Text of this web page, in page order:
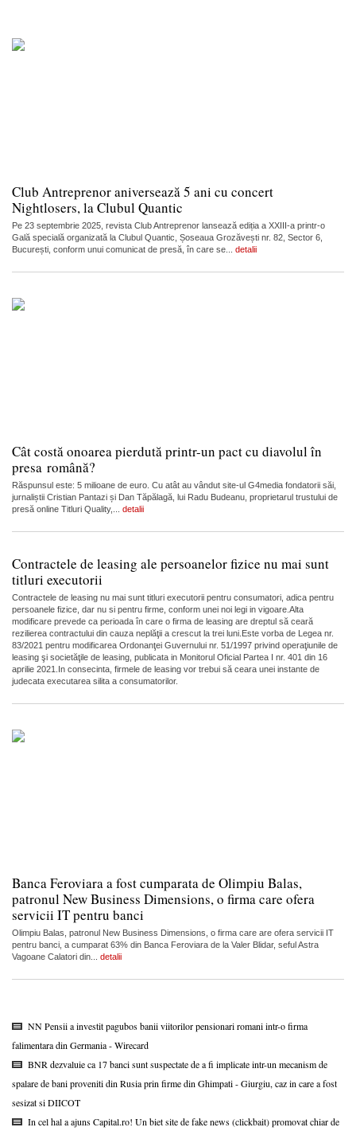
Club Antreprenor aniversează 5 ani cu concert
Nightlosers, la Clubul Quantic
Pe 23 septembrie 2025, revista Club Antreprenor lansează ediția a XXIII-a printr-o
Gală specială organizată la Clubul Quantic, Șoseaua Grozăvești nr. 82, Sector 6,
București, conform unui comunicat de presă, în care se... detalii
Cât costă onoarea pierdută printr-un pact cu diavolul în
presa română?
Răspunsul este: 5 milioane de euro. Cu atât au vândut site-ul G4media fondatorii săi,
jurnaliștii Cristian Pantazi și Dan Tăpălagă, lui Radu Budeanu, proprietarul trustului de
presă online Titluri Quality,... detalii
Contractele de leasing ale persoanelor fizice nu mai sunt
titluri executorii
Contractele de leasing nu mai sunt titluri executorii pentru consumatori, adica pentru
persoanele fizice, dar nu si pentru firme, conform unei noi legi in vigoare.Alta
modificare prevede ca perioada în care o firma de leasing are dreptul să ceară
rezilierea contractului din cauza neplăţii a crescut la trei luni.Este vorba de Legea nr.
83/2021 pentru modificarea Ordonanţei Guvernului nr. 51/1997 privind operaţiunile de
leasing şi societăţile de leasing, publicata in Monitorul Oficial Partea I nr. 401 din 16
aprilie 2021.In consecinta, firmele de leasing vor trebui să ceara unei instante de
judecata executarea silita a consumatorilor.
Banca Feroviara a fost cumparata de Olimpiu Balas,
patronul New Business Dimensions, o firma care ofera
servicii IT pentru banci
Olimpiu Balas, patronul New Business Dimensions, o firma care are ofera servicii IT
pentru banci, a cumparat 63% din Banca Feroviara de la Valer Blidar, seful Astra
Vagoane Calatori din... detalii
NN Pensii a investit pagubos banii viitorilor pensionari romani intr-o firma
falimentara din Germania - Wirecard
BNR dezvaluie ca 17 banci sunt suspectate de a fi implicate intr-un mecanism de
spalare de bani proveniti din Rusia prin firme din Ghimpati - Giurgiu, caz in care a fost
sesizat si DIICOT
In cel hal a ajuns Capital.ro! Un biet site de fake news (clickbait) promovat chiar de